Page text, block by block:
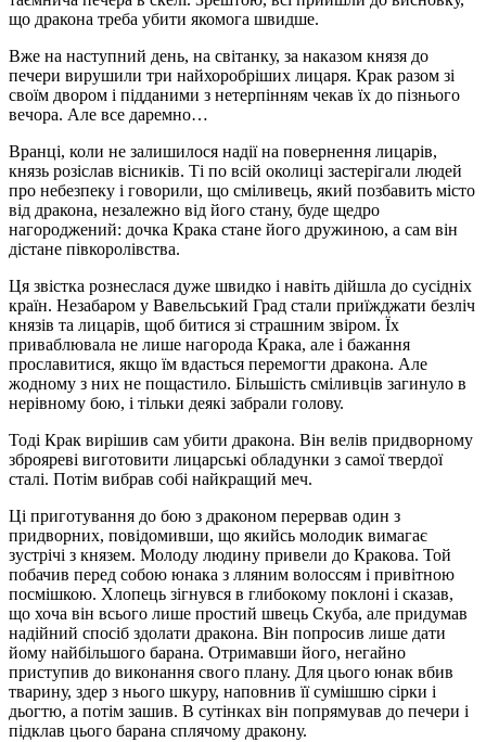
що дракона треба убити якомога швидше.
Вже на наступний день, на світанку, за наказом князя до
печери вирушили три найхоробріших лицаря. Крак разом зі
своїм двором і підданими з нетерпінням чекав їх до пізнього
вечора. Але все даремно…
Вранці, коли не залишилося надії на повернення лицарів,
князь розіслав вісників. Ті по всій околиці застерігали людей
про небезпеку і говорили, що сміливець, який позбавить місто
від дракона, незалежно від його стану, буде щедро
нагороджений: дочка Крака стане його дружиною, а сам він
дістане півкоролівства.
Ця звістка рознеслася дуже швидко і навіть дійшла до сусідніх
країн. Незабаром у Вавельський Град стали приїжджати безліч
князів та лицарів, щоб битися зі страшним звіром. Їх
приваблювала не лише нагорода Крака, але і бажання
прославитися, якщо їм вдасться перемогти дракона. Але
жодному з них не пощастило. Більшість сміливців загинуло в
нерівному бою, і тільки деякі забрали голову.
Тоді Крак вирішив сам убити дракона. Він велів придворному
зброяреві виготовити лицарські обладунки з самої твердої
сталі. Потім вибрав собі найкращий меч.
Ці приготування до бою з драконом перервав один з
придворних, повідомивши, що якийсь молодик вимагає
зустрічі з князем. Молоду людину привели до Кракова. Той
побачив перед собою юнака з лляним волоссям і привітною
посмішкою. Хлопець зігнувся в глибокому поклоні і сказав,
що хоча він всього лише простий швець Скуба, але придумав
надійний спосіб здолати дракона. Він попросив лише дати
йому найбільшого барана. Отримавши його, негайно
приступив до виконання свого плану. Для цього юнак вбив
тварину, здер з нього шкуру, наповнив її сумішшю сірки і
дьогтю, а потім зашив. В сутінках він попрямував до печери і
підклав цього барана сплячому дракону.